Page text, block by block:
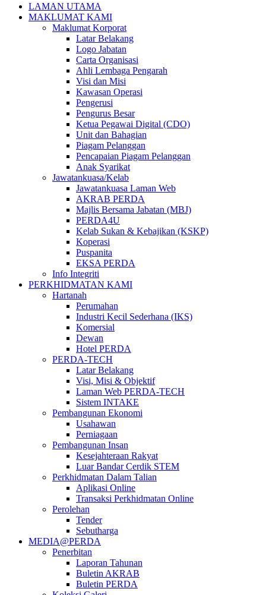
LAMAN UTAMA
MAKLUMAT KAMI
Maklumat Korporat
Latar Belakang
Logo Jabatan
Carta Organisasi
Ahli Lembaga Pengarah
Visi dan Misi
Kawasan Operasi
Pengerusi
Pengurus Besar
Ketua Pegawai Digital (CDO)
Unit dan Bahagian
Piagam Pelanggan
Pencapaian Piagam Pelanggan
Anak Syarikat
Jawatankuasa/Kelab
Jawatankuasa Laman Web
AKRAB PERDA
Majlis Bersama Jabatan (MBJ)
PERDA4U
Kelab Sukan & Kebajikan (KSKP)
Koperasi
Puspanita
EKSA PERDA
Info Integriti
PERKHIDMATAN KAMI
Hartanah
Perumahan
Industri Kecil Sederhana (IKS)
Komersial
Dewan
Hotel PERDA
PERDA-TECH
Latar Belakang
Visi, Misi & Objektif
Laman Web PERDA-TECH
Sistem INTAKE
Pembangunan Ekonomi
Usahawan
Perniagaan
Pembangunan Insan
Kesejahteraan Rakyat
Luar Bandar Cerdik STEM
Perkhidmatan Dalam Talian
Aplikasi Online
Transaksi Perkhidmatan Online
Perolehan
Tender
Sebutharga
MEDIA@PERDA
Penerbitan
Laporan Tahunan
Buletin AKRAB
Buletin PERDA